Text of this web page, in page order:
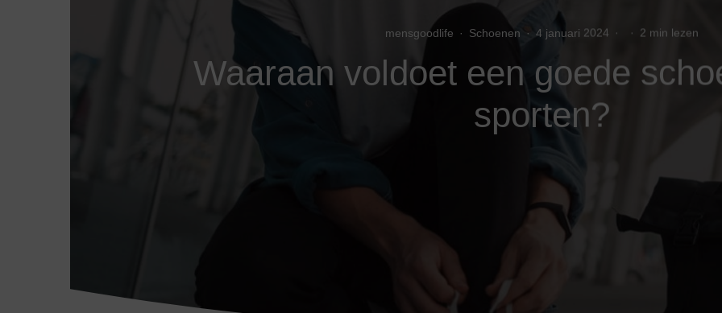
mensgoodlife · Schoenen · 4 januari 2024 · · 2 min lezen
Waaraan voldoet een goede
sporten?